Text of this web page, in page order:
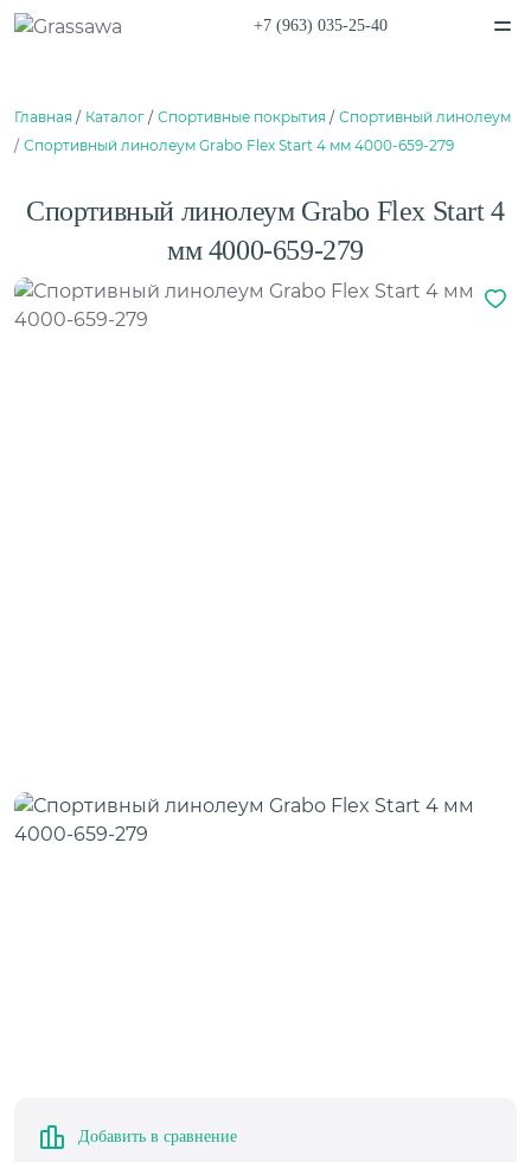
+7 (963) 035-25-40
Написать в Telegram Написать вMax
О компании
Нам доверяют
Гарантии
Цветная
Высокая
Монофиламентная
Фибриллированная
Балетный пол
Главная Каталог Спортивные покрытия
Спортивный линолеум
Спортивный линолеум Grabo Flex Start 4 мм 4000-659-279
Спортивный линолеум Grabo Flex Start 4
мм 4000-659-279
Добавить в сравнение